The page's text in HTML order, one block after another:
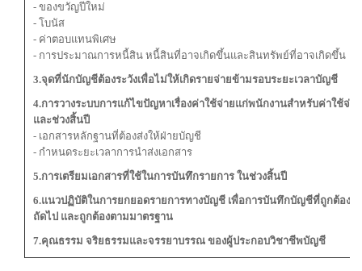
- ของขวัญปีใหม่
- โบนัส
- ค่าตอบแทนพิเศษ
- การประมาณการหนี้สิน หนี้สินที่อาจเกิดขึ้นและสินทรัพย์ที่อาจเกิดขึ้น
3.จุดที่นักบัญชีต้องระวังเพื่อไม่ให้เกิดรายจ่ายข้ามรอบระยะเวลาบัญชี
4.การวางระบบการแก้ไขปัญหาเรื่องค่าใช้จ่ายแก่พนักงานสำหรับค่าใช้จ่า
และช่วงสิ้นปี
- เอกสารหลักฐานที่ต้องส่งให้ฝ่ายบัญชี
- กำหนดระยะเวลาการนำส่งเอกสาร
5.การเตรียมเอกสารที่ใช้ในการบันทึกรายการ ในช่วงสิ้นปี
6.แนวปฏิบัติในการยกยอดรายการทางบัญชี เพื่อการบันทึกบัญชีที่ถูกต้องใ
ถัดไป และถูกต้องตามมาตรฐาน
7.คุณธรรม จริยธรรมและจรรยาบรรณ ของผู้ประกอบวิชาชีพบัญชี